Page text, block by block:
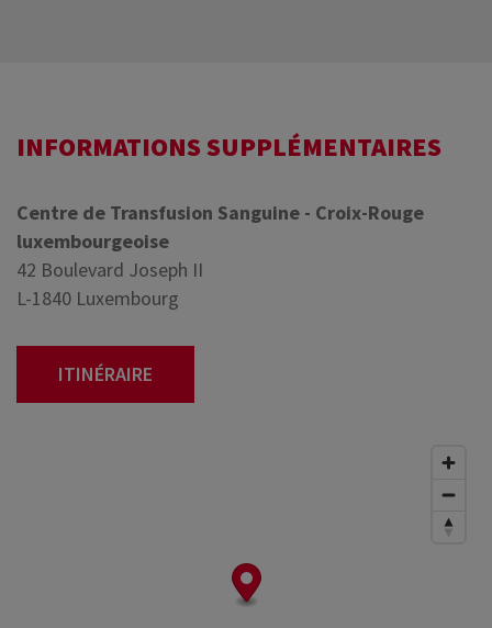
INFORMATIONS SUPPLÉMENTAIRES
Centre de Transfusion Sanguine - Croix-Rouge
luxembourgeoise
42 Boulevard Joseph II
L-1840 Luxembourg
ITINÉRAIRE